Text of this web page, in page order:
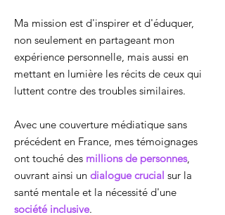
Ma mission est d'inspirer et d'éduquer,
non seulement en partageant mon
expérience personnelle, mais aussi en
mettant en lumière les récits de ceux qui
luttent contre des troubles similaires.
Avec une couverture médiatique sans
précédent en France, mes témoignages
ont touché des millions de personnes,
ouvrant ainsi un dialogue crucial sur la
santé mentale et la nécessité d'une
société inclusive.